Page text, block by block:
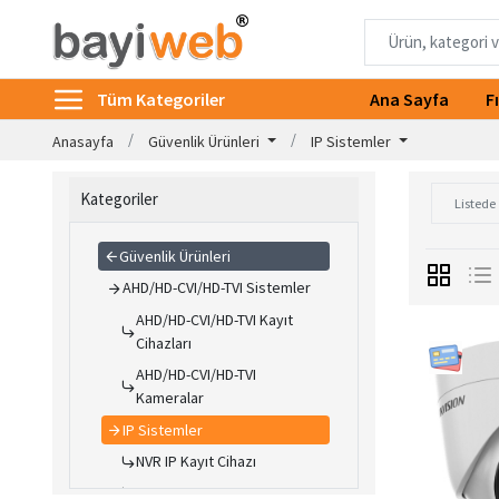
Tüm Kategoriler Ana Sayfa
Anasayfa Güvenlik Ürünleri IP Sistemler
Kategoriler
Güvenlik Ürünleri
AHD/HD-CVI/HD-TVI Sistemler
AHD/HD-CVI/HD-TVI Kayıt
Cihazları
AHD/HD-CVI/HD-TVI
Kameralar
IP Sistemler
NVR IP Kayıt Cihazı
IP Kameralar